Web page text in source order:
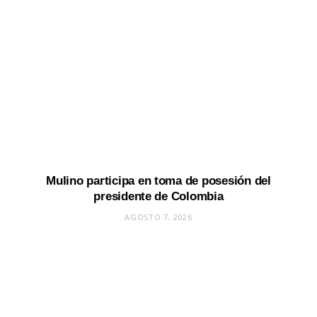
Mulino participa en toma de posesión del
presidente de Colombia
AGOSTO 7, 2026